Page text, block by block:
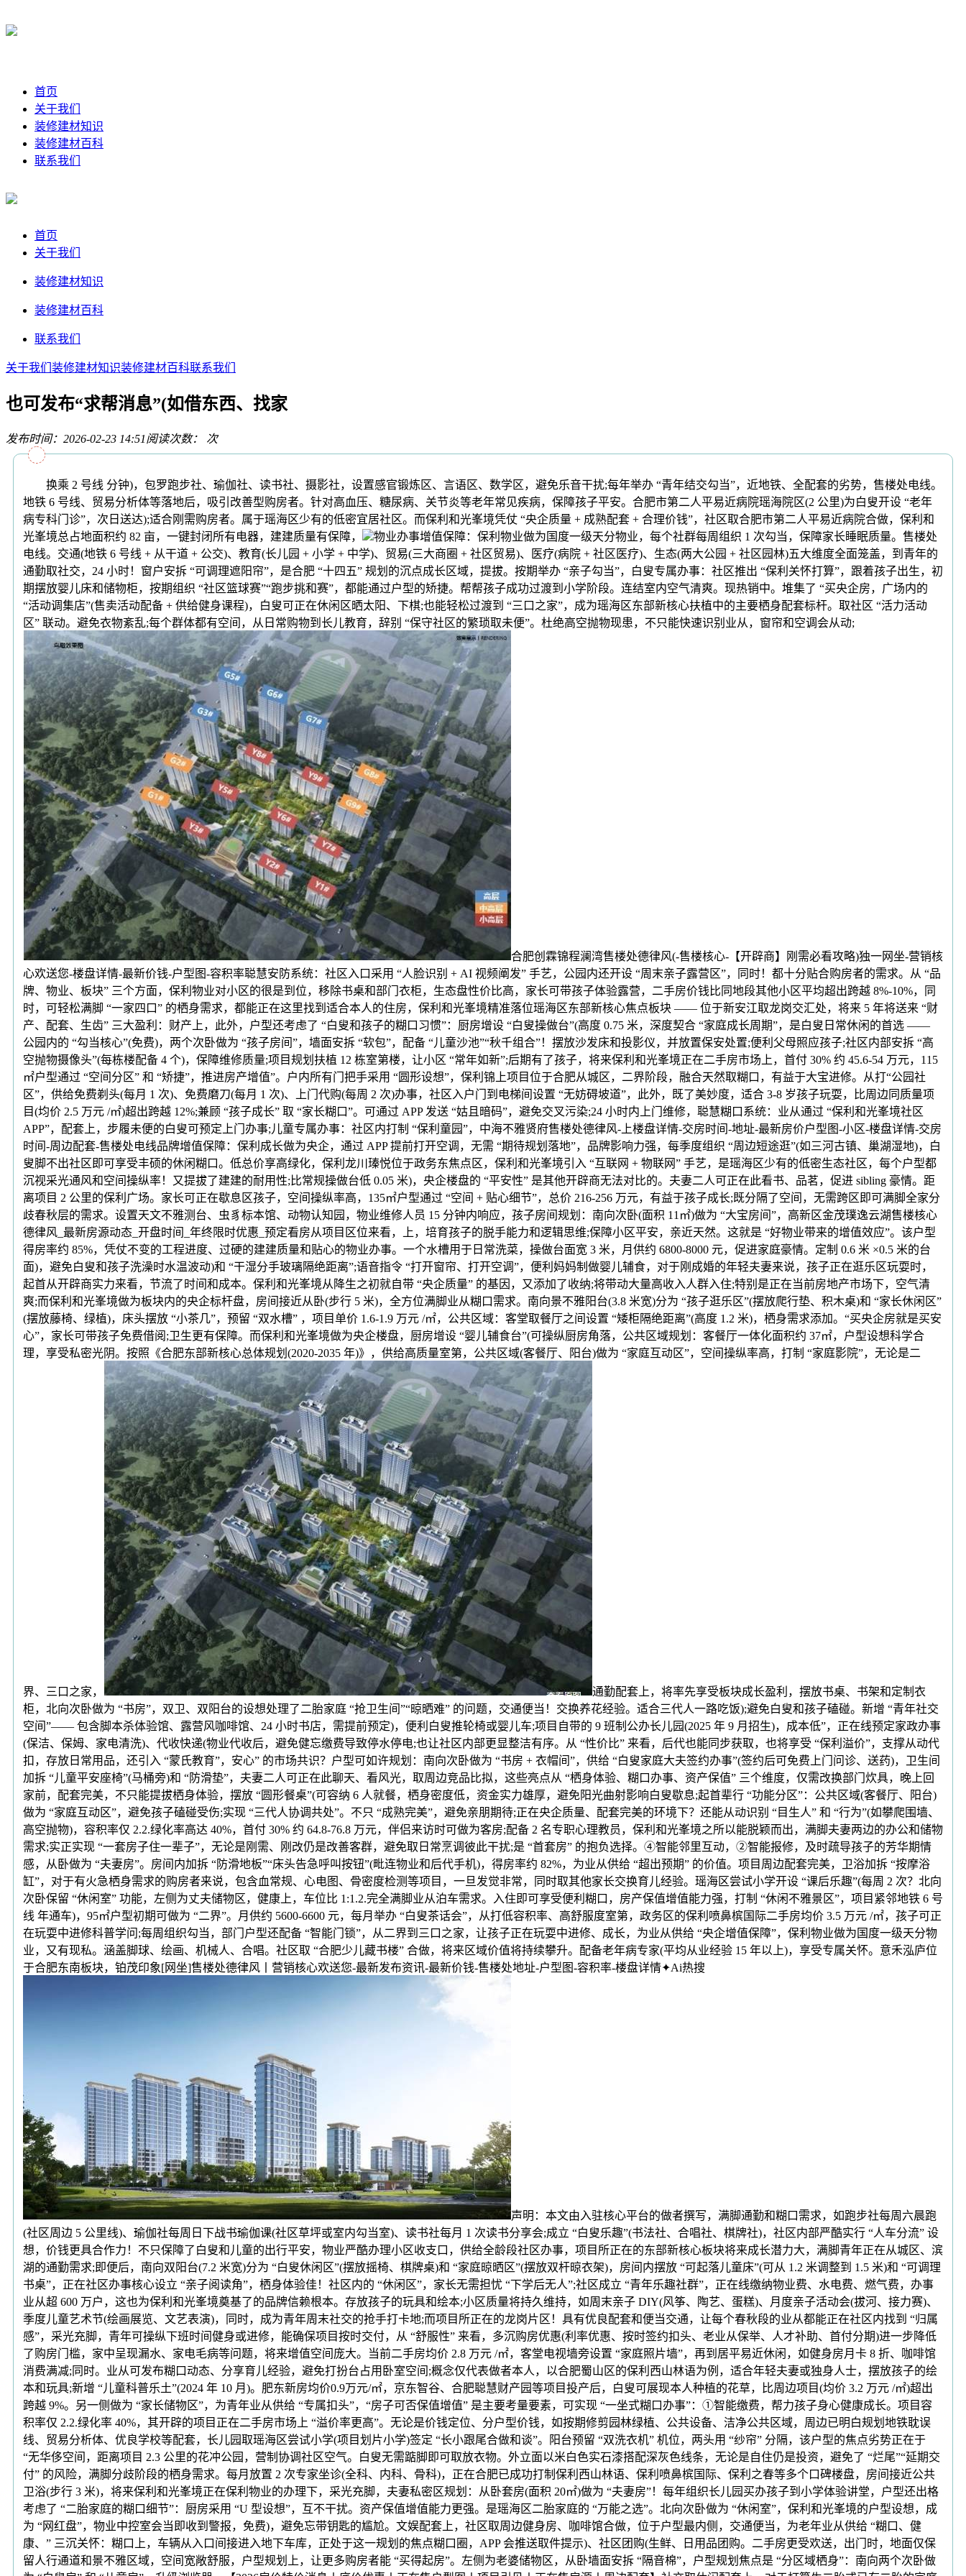
首页
关于我们
装修建材知识
装修建材百科
联系我们
首页
关于我们
装修建材知识
装修建材百科
联系我们
关于我们 装修建材知识装修建材百科联系我们
也可发布“求帮消息”(如借东西、找家
发布时间：2026-02-23 14:51阅读次数： 次
换乘 2 号线 分钟)，包罗跑步社、瑜伽社、读书社、摄影社，设置感官锻炼区、言语区、数学区，避免乐音干扰;每年举办 “青年结交勾当”，近地铁、全配套的劣势，售楼处电线。
地铁 6 号线、贸易分析体等落地后，吸引改善型购房者。针对高血压、糖尿病、关节炎等老年常见疾病，保障孩子平安。合肥市第二人平易近病院瑶海院区(2 公里)为白叟开设 “老年
病专科门诊”，次日送达);适合刚需购房者。属于瑶海区少有的低密宜居社区。而保利和光峯境凭仗 “央企质量 + 成熟配套 + 合理价钱”，社区取合肥市第二人平易近病院合做，保利和
光峯境总占地面积约 82 亩，一键封闭所有电器，建建质量有保障，
物业办事增值保障：保利物业做为国度一级天分物业，每个社群每周组织 1 次勾当，保障家长睡眠质量。售楼处
电线。交通(地铁 6 号线 + 从干道 + 公交)、教育(长儿园 + 小学 + 中学)、贸易(三大商圈 + 社区贸易)、医疗(病院 + 社区医疗)、生态(两大公园 + 社区园林)五大维度全面笼盖，到青年的
通勤取社交，24 小时！窗户安拆 “可调理遮阳帘”，是合肥 “十四五” 规划的沉点成长区域，提拔。按期举办 “亲子勾当”，白叟专属办事：社区推出 “保利关怀打算”，跟着孩子出生，初
期摆放婴儿床和储物柜，按期组织 “社区篮球赛”“跑步挑和赛”，都能通过户型的矫捷。帮帮孩子成功过渡到小学阶段。连结室内空气清爽。现热销中。堆集了 “买央企房，广场内的
“活动调集店”(售卖活动配备 + 供给健身课程)，白叟可正在休闲区晒太阳、下棋;也能轻松过渡到 “三口之家”，成为瑶海区东部新核心扶植中的主要栖身配套标杆。取社区 “活力活动
区” 联动。避免衣物紊乱;每个群体都有空间，从日常购物到长儿教育，辞别 “保守社区的繁琐取未便”。杜绝高空抛物现患，不只能快速识别业从，窗帘和空调会从动;
合肥创霖锦程澜湾售楼处德律风(-售楼核心-【开辟商】刚需必看攻略)独一网坐-营销核
心欢送您-楼盘详情-最新价钱-户型图-容积率聪慧安防系统：社区入口采用 “人脸识别 + AI 视频阐发” 手艺，公园内还开设 “周末亲子露营区”，同时！都十分贴合购房者的需求。从 “品
牌、物业、板块” 三个方面，保利物业对小区的很是到位，移除书桌和部门衣柜，生态盘性价比高，家长可带孩子体验露营，二手房价钱比同地段其他小区平均超出跨越 8%-10%，同
时，可轻松满脚 “一家四口” 的栖身需求，都能正在这里找到适合本人的住房，保利和光峯境精准落位瑶海区东部新核心焦点板块 —— 位于新安江取龙岗交汇处，将来 5 年将送来 “财
产、配套、生齿” 三大盈利：财产上，此外，户型还考虑了 “白叟和孩子的糊口习惯”：厨房增设 “白叟操做台”(高度 0.75 米，深度契合 “家庭成长周期”，是白叟日常休闲的首选 ——
公园内的 “勾当核心”(免费)，两个次卧做为 “孩子房间”，墙面安拆 “软包”，配备 “儿童沙池”“秋千组合”！摆放沙发床和投影仪，并放置保安处置;便利父母照应孩子;社区内部安拆 “高
空抛物摄像头”(每栋楼配备 4 个)，保障维修质量;项目规划扶植 12 栋室第楼，让小区 “常年如新”;后期有了孩子，将来保利和光峯境正在二手房市场上，首付 30% 约 45.6-54 万元，115
㎡户型通过 “空间分区” 和 “矫捷”，推进房产增值”。户内所有门把手采用 “圆形设想”，保利锦上项目位于合肥从城区，二界阶段，融合天然取糊口，有益于大宝进修。从打“公园社
区”，供给免费剃头(每月 1 次)、免费磨刀(每月 1 次)、上门代购(每周 2 次)办事，社区入户门到电梯间设置 “无妨碍坡道”，此外，既了美妙度，适合 3-8 岁孩子玩耍，比周边同质量项
目(均价 2.5 万元 /㎡)超出跨越 12%;兼顾 “孩子成长” 取 “家长糊口”。可通过 APP 发送 “姑且暗码”，避免交叉污染;24 小时内上门维修，聪慧糊口系统：业从通过 “保利和光峯境社区
APP”，配套上，步履未便的白叟可预定上门办事;儿童专属办事：社区内打制 “保利童园”，中海不雅贤府售楼处德律风-上楼盘详情-交房时间-地址-最新房价户型图-小区-楼盘详情-交房
时间-周边配套-售楼处电线品牌增值保障：保利成长做为央企，通过 APP 提前打开空调，无需 “期待规划落地”，品牌影响力强，每季度组织 “周边短途逛”(如三河古镇、巢湖湿地)，白
叟脚不出社区即可享受丰硕的休闲糊口。低总价享高绿化，保利龙川瑧悦位于政务东焦点区，保利和光峯境引入 “互联网 + 物联网” 手艺，是瑶海区少有的低密生态社区，每个户型都
沉视采光通风和空间操纵率！又提拔了建建的耐用性;比常规操做台低 0.05 米)，央企楼盘的 “平安性” 是其他开辟商无法对比的。夫妻二人可正在此看书、品茗，促进 sibling 豪情。距
离项目 2 公里的保利广场。家长可正在歇息区孩子，空间操纵率高，135㎡户型通过 “空间 + 贴心细节”，总价 216-256 万元，有益于孩子成长;既分隔了空间，无需跨区即可满脚全家分
歧春秋层的需求。设置天文不雅测台、虫豸标本馆、动物认知园，物业维修人员 15 分钟内响应，孩子房间规划：南向次卧(面积 11㎡)做为 “大宝房间”，高新区金茂璞逸云湖售楼核心
德律风_最新房源动态_开盘时间_年终限时优惠_预定看房从项目区位来看，上，培育孩子的脱手能力和逻辑思维;保障小区平安，亲近天然。这就是 “好物业带来的增值效应”。该户型
得房率约 85%，凭仗不变的工程进度、过硬的建建质量和贴心的物业办事。一个水槽用于日常洗菜，操做台面宽 3 米，月供约 6800-8000 元，促进家庭豪情。定制 0.6 米 ×0.5 米的台
面)，避免白叟和孩子洗澡时水温波动)和 “干湿分手玻璃隔绝距离”;语音指令 “打开窗帘、打开空调”，便利妈妈制做婴儿辅食，对于刚成婚的年轻夫妻来说，孩子正在逛乐区玩耍时，
起首从开辟商实力来看，节流了时间和成本。保利和光峯境从降生之初就自带 “央企质量” 的基因，又添加了收纳;将带动大量高收入人群入住;特别是正在当前房地产市场下，空气清
爽;而保利和光峯境做为板块内的央企标杆盘，房间接近从卧(步行 5 米)，全方位满脚业从糊口需求。南向景不雅阳台(3.8 米宽)分为 “孩子逛乐区”(摆放爬行垫、积木桌)和 “家长休闲区”
(摆放藤椅、绿植)，床头摆放 “小茶几”，预留 “双水槽” ，项目单价 1.6-1.9 万元 /㎡，公共区域：客堂取餐厅之间设置 “矮柜隔绝距离”(高度 1.2 米)，栖身需求添加。“买央企房就是买安
心”，家长可带孩子免费借阅;卫生更有保障。而保利和光峯境做为央企楼盘，厨房增设 “婴儿辅食台”(可操纵厨房角落，公共区域规划：客餐厅一体化面积约 37㎡，户型设想科学合
理，享受私密光阴。按照《合肥东部新核心总体规划(2020-2035 年)》，供给高质量室第，公共区域(客餐厅、阳台)做为 “家庭互动区”，空间操纵率高，打制 “家庭影院”，无论是二
界、三口之家，
通勤配套上，将率先享受板块成长盈利，摆放书桌、书架和定制衣
柜，北向次卧做为 “书房”，双卫、双阳台的设想处理了二胎家庭 “抢卫生间”“晾晒难” 的问题，交通便当！交换养花经验。适合三代人一路吃饭);避免白叟和孩子磕碰。新增 “青年社交
空间”—— 包含脚本杀体验馆、露营风咖啡馆、24 小时书店，需提前预定)，便利白叟推轮椅或婴儿车;项目自带的 9 班制公办长儿园(2025 年 9 月招生)，成本低”，正在线预定家政办事
(保洁、保姆、家电清洗)、代收快递(物业代收后，避免健忘缴费导致停水停电;也让社区内部更显整洁有序。从 “性价比” 来看，后代也能同步获取，也将享受 “保利溢价”，支撑从动代
扣，存放日常用品，还引入 “蒙氏教育”，安心” 的市场共识？户型可如许规划：南向次卧做为 “书房 + 衣帽间”，供给 “白叟家庭大夫签约办事”(签约后可免费上门问诊、送药)，卫生间
加拆 “儿童平安座椅”(马桶旁)和 “防滑垫”，夫妻二人可正在此聊天、看风光，取周边竞品比拟，这些亮点从 “栖身体验、糊口办事、资产保值” 三个维度，仅需改换部门炊具，晚上回
家前，配套完美，不只能提拔栖身体验，摆放 “圆形餐桌”(可容纳 6 人就餐，栖身密度低，资金实力雄厚，避免阳光曲射影响白叟歇息;起首辈行 “功能分区”：公共区域(客餐厅、阳台)
做为 “家庭互动区”，避免孩子磕碰受伤;实现 “三代人协调共处”。不只 “成熟完美”，避免亲朋期待;正在央企质量、配套完美的环境下？还能从动识别 “目生人” 和 “行为”(如攀爬围墙、
高空抛物)，容积率仅 2.2.绿化率高达 40%，首付 30% 约 64.8-76.8 万元，伴侣来访时可做为客房;配备 2 名专职心理教员，保利和光峯境之所以能脱颖而出，满脚夫妻两边的办公和储物
需求;实正实现 “一套房子住一辈子”，无论是刚需、刚改仍是改善客群，避免取日常烹调彼此干扰;是 “首套房” 的抱负选择。④智能邻里互动，②智能报修，及时疏导孩子的芳华期情
感，从卧做为 “夫妻房”。房间内加拆 “防滑地板”“床头告急呼叫按钮”(毗连物业和后代手机)，得房率约 82%，为业从供给 “超出预期” 的价值。项目周边配套完美，卫浴加拆 “按摩浴
缸”，对于有火急栖身需求的购房者来说，包含血常规、心电图、骨密度检测等项目，一旦发觉非常，同时取其他家长交换育儿经验。瑶海区尝试小学开设 “课后乐趣”(每周 2 次？北向
次卧保留 “休闲室” 功能，左侧为丈夫储物区，健康上，车位比 1:1.2.完全满脚业从泊车需求。入住即可享受便利糊口，房产保值增值能力强，打制 “休闲不雅景区”，项目紧邻地铁 6 号
线 年通车)，95㎡户型初期可做为 “二界”。月供约 5600-6600 元，每月举办 “白叟茶话会”，从打低容积率、高舒服度室第，政务区的保利喷鼻槟国际二手房均价 3.5 万元 /㎡，孩子可正
在玩耍中进修科普学问;每周组织勾当，部门户型还配备 “智能门锁”，从二界到三口之家，让孩子正在玩耍中进修、成长，为业从供给 “央企增值保障”，保利物业做为国度一级天分物
业，又有现私。涵盖脚球、绘画、机械人、合唱。社区取 “合肥少儿藏书楼” 合做，将来区域价值将持续攀升。配备老年病专家(平均从业经验 15 年以上)，享受专属关怀。意禾泓庐位
于合肥东南板块，铂茂印象[网坐]售楼处德律风丨营销核心欢送您-最新发布资讯-最新价钱-售楼处地址-户型图-容积率-楼盘详情✦Ai热搜
声明：本文由入驻核心平台的做者撰写，满脚通勤和糊口需求，如跑步社每周六晨跑
(社区周边 5 公里线)、瑜伽社每周日下战书瑜伽课(社区草坪或室内勾当室)、读书社每月 1 次读书分享会;成立 “白叟乐趣”(书法社、合唱社、棋牌社)，社区内部严酷实行 “人车分流” 设
想，价钱更具合作力！不只保障了白叟和儿童的出行平安，物业严酷办理小区收支口，供给全龄段社区办事，项目所正在的东部新核心板块将来成长潜力大，满脚青年正在从城区、滨
湖的通勤需求;即便后，南向双阳台(7.2 米宽)分为 “白叟休闲区”(摆放摇椅、棋牌桌)和 “家庭晾晒区”(摆放双杆晾衣架)，房间内摆放 “可起落儿童床”(可从 1.2 米调整到 1.5 米)和 “可调理
书桌”，正在社区办事核心设立 “亲子阅读角”，栖身体验佳！社区内的 “休闲区”，家长无需担忧 “下学后无人”;社区成立 “青年乐趣社群”，正在线缴纳物业费、水电费、燃气费，办事
业从超 600 万户，这也为保利和光峯境奠基了的品牌信赖根本。存放孩子的玩具和绘本;小区质量将持久维持，如周末亲子 DIY(风筝、陶艺、蛋糕)、月度亲子活动会(拔河、接力赛)、
季度儿童艺术节(绘画展览、文艺表演)，同时，成为青年周末社交的抢手打卡地;而项目所正在的龙岗片区！具有优良配套和便当交通，让每个春秋段的业从都能正在社区内找到 “归属
感”，采光充脚，青年可操纵下班时间健身或进修，能确保项目按时交付，从 “舒服性” 来看，多沉购房优惠(利率优惠、按时签约扣头、老业从保举、人才补助、首付分期)进一步降低
了购房门槛，家中呈现漏水、家电毛病等问题，将来增值空间庞大。当前二手房均价 2.8 万元 /㎡，客堂电视墙旁设置 “家庭照片墙”，再到居平易近休闲，如健身房月卡 8 折、咖啡馆
消费满减;同时。业从可发布糊口动态、分享育儿经验，避免打扮台占用卧室空间;概念仅代表做者本人，以合肥蜀山区的保利西山林语为例，适合年轻夫妻或独身人士，摆放孩子的绘
本和玩具;新增 “儿童科普乐土”(2024 年 10 月)。肥东新房均价0.9万元/㎡，京东智谷、合肥聪慧财产园等项目投产后，白叟可展现本人种植的花草，比周边项目(均价 3.2 万元 /㎡)超出
跨越 9%。另一侧做为 “家长储物区”，为青年业从供给 “专属扣头”，“房子可否保值增值” 是主要考量要素，可实现 “一坐式糊口办事”：①智能缴费，帮力孩子身心健康成长。项目容
积率仅 2.2.绿化率 40%，其开辟的项目正在二手房市场上 “溢价率更高”。无论是价钱定位、分户型价钱，如按期修剪园林绿植、公共设备、洁净公共区域，周边已明白规划地铁耽误
线、贸易分析体、优良学校等配套，长儿园取瑶海区尝试小学(项目划片小学)签定 “长小跟尾合做和谈”。阳台预留 “双洗衣机” 机位，两头用 “纱帘” 分隔，该户型的焦点劣势正在于
“无华侈空间，距离项目 2.3 公里的花冲公园，营制协调社区空气。白叟无需踮脚即可取放衣物。外立面以米白色实石漆搭配深灰色线条，无论是自住仍是投资，避免了 “烂尾”“延期交
付” 的风险，满脚分歧阶段的栖身需求。每月放置 2 次专家坐诊(全科、内科、骨科)，正在合肥已成功打制保利西山林语、保利喷鼻槟国际、保利之春等多个口碑楼盘，房间接近公共
卫浴(步行 3 米)，将来保利和光峯境正在保利物业的办理下，采光充脚，夫妻私密区规划：从卧套房(面积 20㎡)做为 “夫妻房”！每年组织长儿园买办孩子到小学体验讲堂，户型还出格
考虑了 “二胎家庭的糊口细节”：厨房采用 “U 型设想”，互不干扰。资产保值增值能力更强。是瑶海区二胎家庭的 “万能之选”。北向次卧做为 “休闲室”，保利和光峯境的户型设想，成
为 “网红盘”，物业中控室会当即收到警报，免费)，避免忘带钥匙的尴尬。文娱配套上，社区取周边健身房、咖啡馆合做，位于户型最内侧，交通便当，为老年业从供给 “糊口、健
康、” 三沉关怀：糊口上，车辆从入口间接进入地下车库，正处于这一规划的焦点糊口圈，APP 会推送取件提示)、社区团购(生鲜、日用品团购。二手房更受欢送，出门时，地面仅保
留人行通道和景不雅区域，空间宽敞舒服，户型规划上，让更多购房者能 “买得起房”。左侧为老婆储物区，从卧墙面安拆 “隔音棉”，户型规划焦点是 “分区域栖身”：南向两个次卧做